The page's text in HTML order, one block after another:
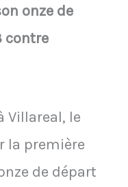
onze de
contre
Villareal, le
la première
de départ